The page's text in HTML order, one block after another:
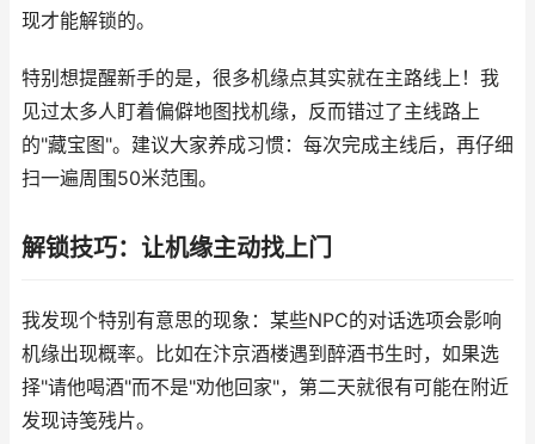
现才能解锁的。
特别想提醒新手的是，很多机缘点其实就在主路线上！我
见过太多人盯着偏僻地图找机缘，反而错过了主线路上
的"藏宝图"。建议大家养成习惯：每次完成主线后，再仔细
扫一遍周围50米范围。
解锁技巧：让机缘主动找上门
我发现个特别有意思的现象：某些NPC的对话选项会影响
机缘出现概率。比如在汴京酒楼遇到醉酒书生时，如果选
择"请他喝酒"而不是"劝他回家"，第二天就很有可能在附近
发现诗笺残片。